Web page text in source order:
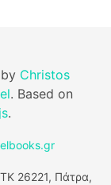
Christos
. Based on
.
26221, Πάτρα,